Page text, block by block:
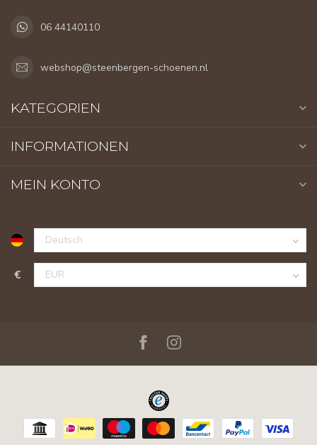
06 44140110
webshop@steenbergen-schoenen.nl
KATEGORIEN
INFORMATIONEN
MEIN KONTO
€